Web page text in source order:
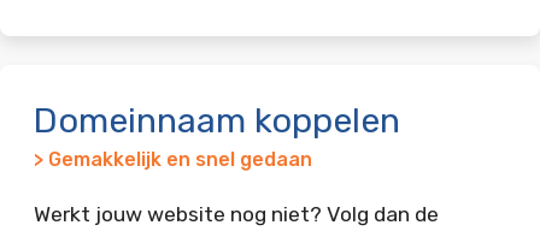
Domeinnaam koppelen
> Gemakkelijk en snel gedaan
Werkt jouw website nog niet? Volg dan de